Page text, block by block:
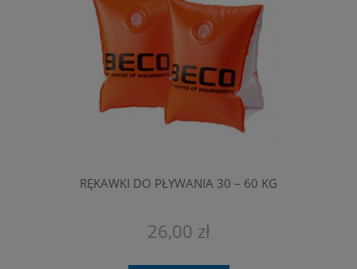
RĘKAWKI DO PŁYWANIA 30 – 60 KG
26,00 zł